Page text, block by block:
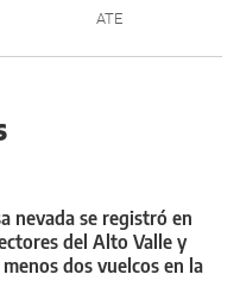
ATE
nevada se registró en
del Alto Valle y
dos vuelcos en la